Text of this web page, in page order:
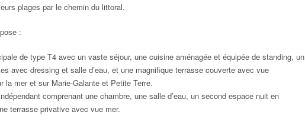
plages par le chemin du littoral.
:
de type T4 avec un vaste séjour, une cuisine aménagée et équipée de standing, un
avec dressing et salle d’eau, et une magnifique terrasse couverte avec vue
la mer et sur Marie-Galante et Petite Terre.
comprenant une chambre, une salle d’eau, un second espace nuit en
terrasse privative avec vue mer.